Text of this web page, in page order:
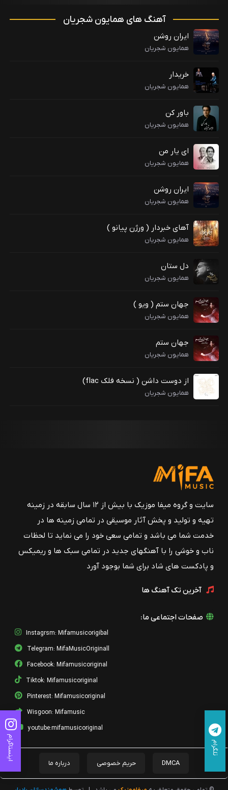
آهنگ های همایون شجریان
ایران روشن
همایون شجریان
خریدار
همایون شجریان
باور کن
همایون شجریان
ای یار من
همایون شجریان
ایران روشن
همایون شجریان
آهای خبردار ( ورژن پیانو )
همایون شجریان
دل ستان
همایون شجریان
جهان ستم ( ویو )
همایون شجریان
جهان ستم
همایون شجریان
از دوست داشن ( نسخه فلک flac)
همایون شجریان
سایت و گروه میفا موزیک با بیش از ۱۲ سال سابقه در زمینه
تهیه و تولید و پخش آثار موسیقی در تمامی زمینه ها در
خدمت شما می باشد و تمامی سعی خود را می نماید تا لحظات
ناب و خوشی را با آهنگهای جدید در تمامی سبک ها و ریمیکس
و پادکست های شاد برای شما بوجود آورد
آخرین تک آهنگ ها
صفحات اجتماعی ما:
Instagrsm: Mifamusicorigibal
Telegram: MifaMusicOriginall
Facebook: Mifamusicoriginal
Tiktok: Mifamusicoriginal
Pinterest: Mifamusicoriginal
Wisgoon: Mifamusic
youtube:mifamusicoriginal
DMCA حریم خصوصی درباره ما
اینستاگرام تلگرام